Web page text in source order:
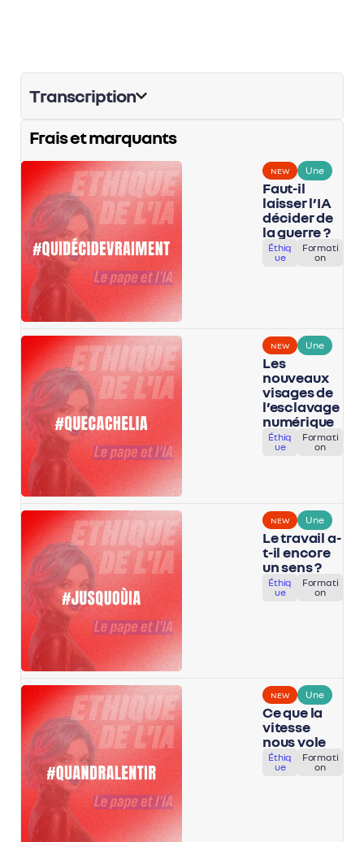
Transcription
Frais et marquants
NEW Une
Faut-il
laisser l’IA
décider de
la guerre ?
Éthiq
ue
Formati
on
NEW Une
Les
nouveaux
visages de
l’esclavage
numérique
Éthiq
ue
Formati
on
NEW Une
Le travail a-
t-il encore
un sens ?
Éthiq
ue
Formati
on
NEW Une
Ce que la
vitesse
nous vole
Éthiq
ue
Formati
on